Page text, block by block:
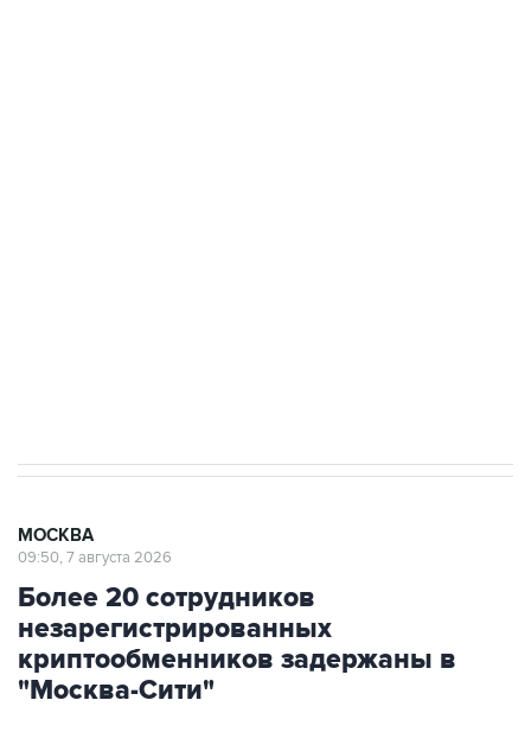
МОСКВА
09:50, 7 августа 2026
Более 20 сотрудников
незарегистрированных
криптообменников задержаны в
"Москва-Сити"